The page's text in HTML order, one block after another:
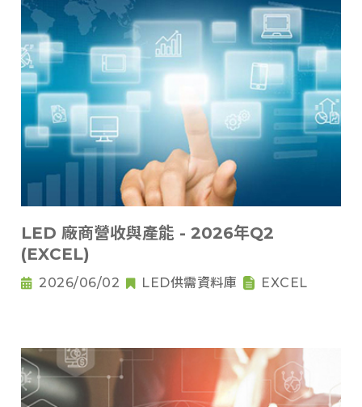
LED 廠商營收與產能 - 2026年Q2
(EXCEL)
2026/06/02 LED供需資料庫 EXCEL